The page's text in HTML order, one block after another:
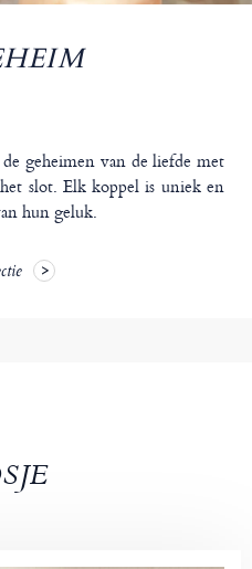
geheimen van de liefde met
slot. Elk koppel is uniek en
hun geluk.